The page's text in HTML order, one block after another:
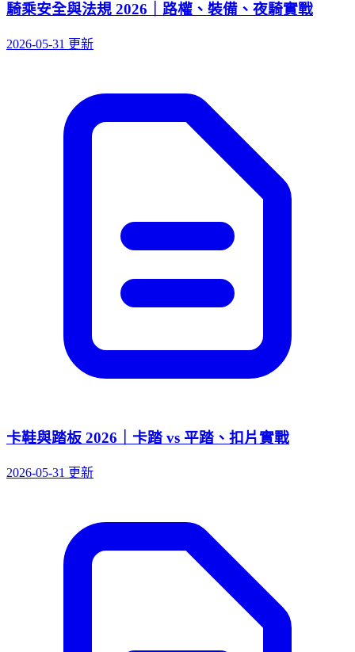
騎乘安全與法規 2026｜路權、裝備、夜騎實戰
2026-05-31 更新
卡鞋與踏板 2026｜卡踏 vs 平踏、扣片實戰
2026-05-31 更新